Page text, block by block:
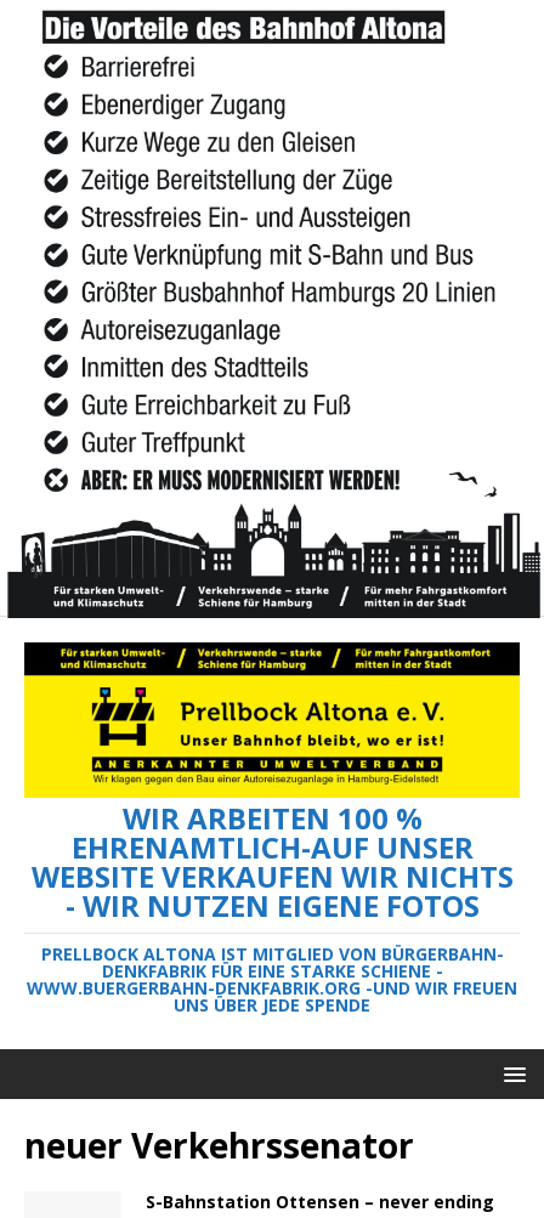
WIR ARBEITEN 100 %
EHRENAMTLICH-AUF UNSER
WEBSITE VERKAUFEN WIR NICHTS
- WIR NUTZEN EIGENE FOTOS
PRELLBOCK ALTONA IST MITGLIED VON BÜRGERBAHN-
DENKFABRIK FÜR EINE STARKE SCHIENE -
WWW.BUERGERBAHN-DENKFABRIK.ORG -UND WIR FREUEN
UNS ÜBER JEDE SPENDE
neuer Verkehrssenator
S-Bahnstation Ottensen – never ending